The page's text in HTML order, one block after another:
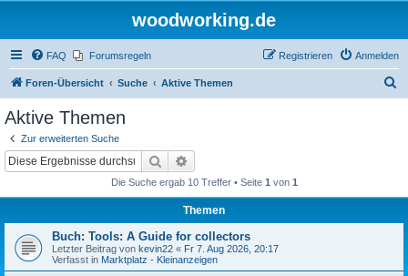
woodworking.de
FAQ Forumsregeln Anmelden
Registrieren
Foren-Übersicht Suche Aktive Themen
Aktive Themen
Zur erweiterten Suche
Suche
Die Suche ergab 10 Treffer • Seite 1 von 1
Themen
Buch: Tools: A Guide for collectors
Letzter Beitrag von kevin22 « Fr 7. Aug 2026, 20:17
Verfasst in Marktplatz - Kleinanzeigen